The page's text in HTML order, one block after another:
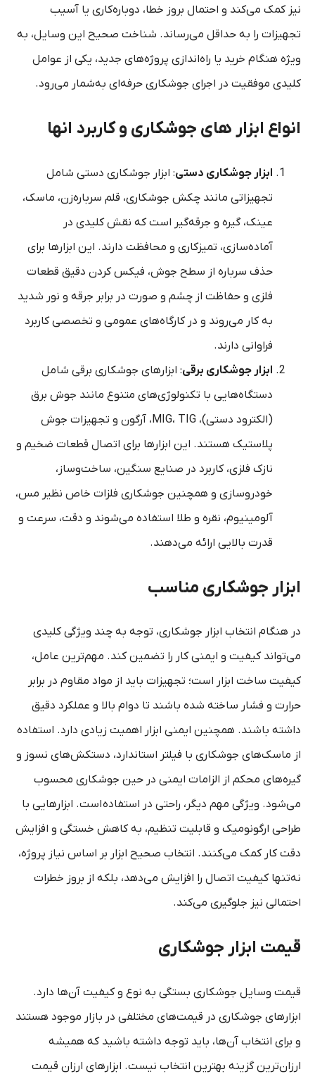
نیز کمک می‌کند و احتمال بروز خطا، دوباره‌کاری یا آسیب
تجهیزات را به حداقل می‌رساند. شناخت صحیح این وسایل، به
ویژه هنگام خرید یا راه‌اندازی پروژه‌های جدید، یکی از عوامل
کلیدی موفقیت در اجرای جوشکاری حرفه‌ای به‌شمار می‌رود.
انواع ابزار های جوشکاری و کاربرد انها
ابزار جوشکاری دستی: ابزار جوشکاری دستی شامل
تجهیزاتی مانند چکش جوشکاری، قلم سرباره‌زن، ماسک،
عینک، گیره و جرقه‌گیر است که نقش کلیدی در
آماده‌سازی، تمیزکاری و محافظت دارند. این ابزارها برای
حذف سرباره از سطح جوش، فیکس کردن دقیق قطعات
فلزی و حفاظت از چشم و صورت در برابر جرقه و نور شدید
به کار می‌روند و در کارگاه‌های عمومی و تخصصی کاربرد
فراوانی دارند.
ابزار جوشکاری برقی: ابزارهای جوشکاری برقی شامل
دستگاه‌هایی با تکنولوژی‌های متنوع مانند جوش برق
(الکترود دستی)، MIG، TIG، آرگون و تجهیزات جوش
پلاستیک هستند. این ابزارها برای اتصال قطعات ضخیم و
نازک فلزی، کاربرد در صنایع سنگین، ساخت‌وساز،
خودروسازی و همچنین جوشکاری فلزات خاص نظیر مس،
آلومینیوم، نقره و طلا استفاده می‌شوند و دقت، سرعت و
قدرت بالایی ارائه می‌دهند.
ابزار جوشکاری مناسب
در هنگام انتخاب ابزار جوشکاری، توجه به چند ویژگی کلیدی
می‌تواند کیفیت و ایمنی کار را تضمین کند. مهم‌ترین عامل،
کیفیت ساخت ابزار است؛ تجهیزات باید از مواد مقاوم در برابر
حرارت و فشار ساخته شده باشند تا دوام بالا و عملکرد دقیق
داشته باشند. همچنین ایمنی ابزار اهمیت زیادی دارد. استفاده
از ماسک‌های جوشکاری با فیلتر استاندارد، دستکش‌های نسوز و
گیره‌های محکم از الزامات ایمنی در حین جوشکاری محسوب
می‌شود. ویژگی مهم دیگر، راحتی در استفاده است. ابزارهایی با
طراحی ارگونومیک و قابلیت تنظیم، به کاهش خستگی و افزایش
دقت کار کمک می‌کنند. انتخاب صحیح ابزار بر اساس نیاز پروژه،
نه‌تنها کیفیت اتصال را افزایش می‌دهد، بلکه از بروز خطرات
احتمالی نیز جلوگیری می‌کند.
قیمت ابزار جوشکاری
قیمت وسایل جوشکاری بستگی به نوع و کیفیت آن‌ها دارد.
ابزارهای جوشکاری در قیمت‌های مختلفی در بازار موجود هستند
و برای انتخاب آن‌ها، باید توجه داشته باشید که همیشه
ارزان‌ترین گزینه بهترین انتخاب نیست. ابزارهای ارزان قیمت